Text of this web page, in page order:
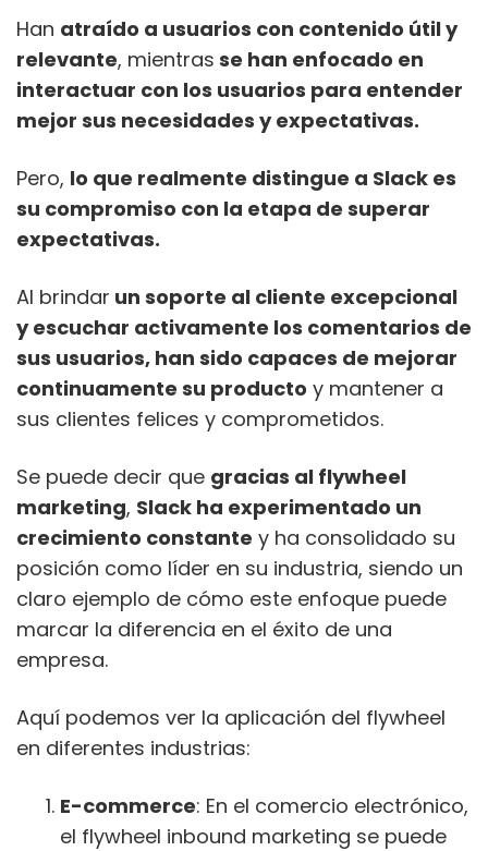
Han atraído a usuarios con contenido útil y
relevante, mientras se han enfocado en
interactuar con los usuarios para entender
mejor sus necesidades y expectativas.
Pero, lo que realmente distingue a Slack es
su compromiso con la etapa de superar
expectativas.
Al brindar un soporte al cliente excepcional
y escuchar activamente los comentarios de
sus usuarios, han sido capaces de mejorar
continuamente su producto y mantener a
sus clientes felices y comprometidos.
Se puede decir que gracias al flywheel
marketing, Slack ha experimentado un
crecimiento constante y ha consolidado su
posición como líder en su industria, siendo un
claro ejemplo de cómo este enfoque puede
marcar la diferencia en el éxito de una
empresa.
Aquí podemos ver la aplicación del flywheel
en diferentes industrias:
E-commerce: En el comercio electrónico,
el flywheel inbound marketing se puede